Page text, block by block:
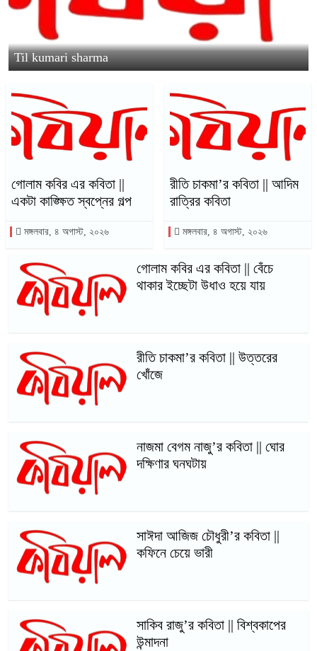
Til kumari sharma
গোলাম কবির এর কবিতা ||
একটা কাঙ্ক্ষিত স্বপ্নের গল্প
মঙ্গলবার, ৪ অগাস্ট, ২০২৬
রীতি চাকমা’র কবিতা || আদিম
রাত্রির কবিতা
মঙ্গলবার, ৪ অগাস্ট, ২০২৬
গোলাম কবির এর কবিতা || বেঁচে
থাকার ইচ্ছেটা উধাও হয়ে যায়
রীতি চাকমা’র কবিতা || উত্তরের
খোঁজে
নাজমা বেগম নাজু’র কবিতা || ঘোর
দক্ষিণার ঘনঘটায়
সাঈদা আজিজ চৌধুরী’র কবিতা ||
কফিনে চেয়ে ভারী
সাকিব রাজু’র কবিতা || বিশ্বকাপের
উন্মাদনা